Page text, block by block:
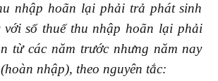
nhập hoãn lại phải trả phát sinh
với số thuế thu nhập hoãn lại phải
từ các năm trước nhưng năm nay
nhập), theo nguyên tắc: